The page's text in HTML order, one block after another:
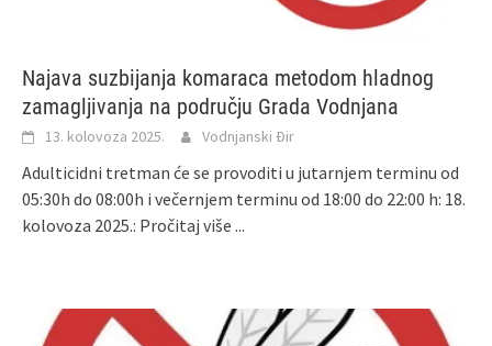
Najava suzbijanja komaraca metodom hladnog
zamagljivanja na području Grada Vodnjana
13. kolovoza 2025. Vodnjanski Đir
Adulticidni tretman će se provoditi u jutarnjem terminu od
05:30h do 08:00h i večernjem terminu od 18:00 do 22:00 h: 18.
kolovoza 2025.: Pročitaj više ...